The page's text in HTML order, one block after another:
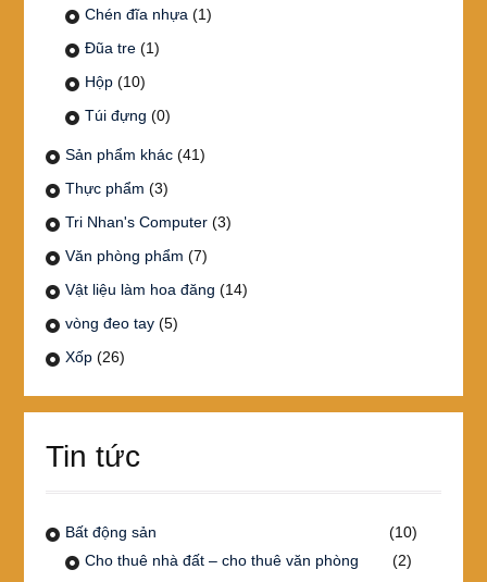
Chén đĩa nhựa (1)
Đũa tre (1)
Hộp (10)
Túi đựng (0)
Sản phẩm khác (41)
Thực phẩm (3)
Tri Nhan's Computer (3)
Văn phòng phẩm (7)
Vật liệu làm hoa đăng (14)
vòng đeo tay (5)
Xốp (26)
Tin tức
Bất động sản
(10)
Cho thuê nhà đất – cho thuê văn phòng
(2)